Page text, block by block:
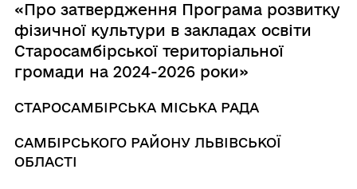
«Про затвердження Програма розвитку
фізичної культури в закладах освіти
Старосамбірської територіальної
громади на 2024-2026 роки»
СТАРОСАМБІРСЬКА МІСЬКА РАДА
САМБІРСЬКОГО РАЙОНУ ЛЬВІВСЬКОЇ
ОБЛАСТІ